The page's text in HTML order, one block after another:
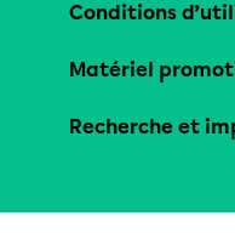
Conditions
Matériel
Recherche et